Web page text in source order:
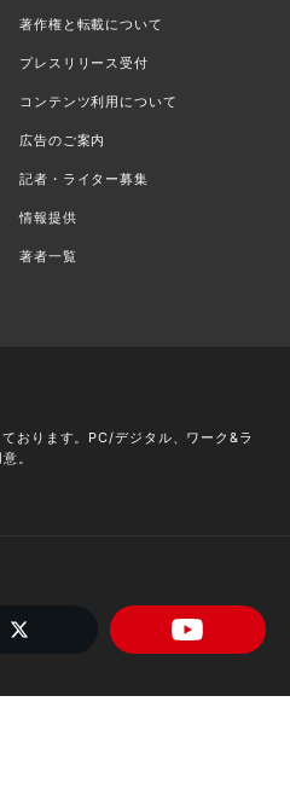
著作権と転載について
プレスリリース受付
コンテンツ利用について
広告のご案内
記者・ライター募集
情報提供
著者一覧
おります。PC/デジタル、ワーク&ラ
。